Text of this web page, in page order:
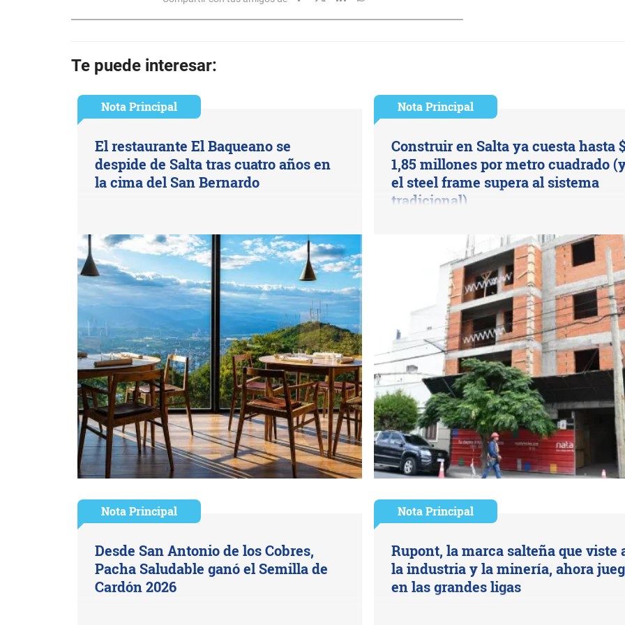
Te puede interesar:
Nota Principal
El restaurante El Baqueano se
despide de Salta tras cuatro años en
la cima del San Bernardo
Nota Principal
Construir en Salta ya cuesta hasta
1,85 millones por metro cuadrado
el steel frame supera al sistema
tradicional)
Nota Principal
Desde San Antonio de los Cobres,
Pacha Saludable ganó el Semilla de
Cardón 2026
Nota Principal
Rupont, la marca salteña que viste
la industria y la minería, ahora
en las grandes ligas